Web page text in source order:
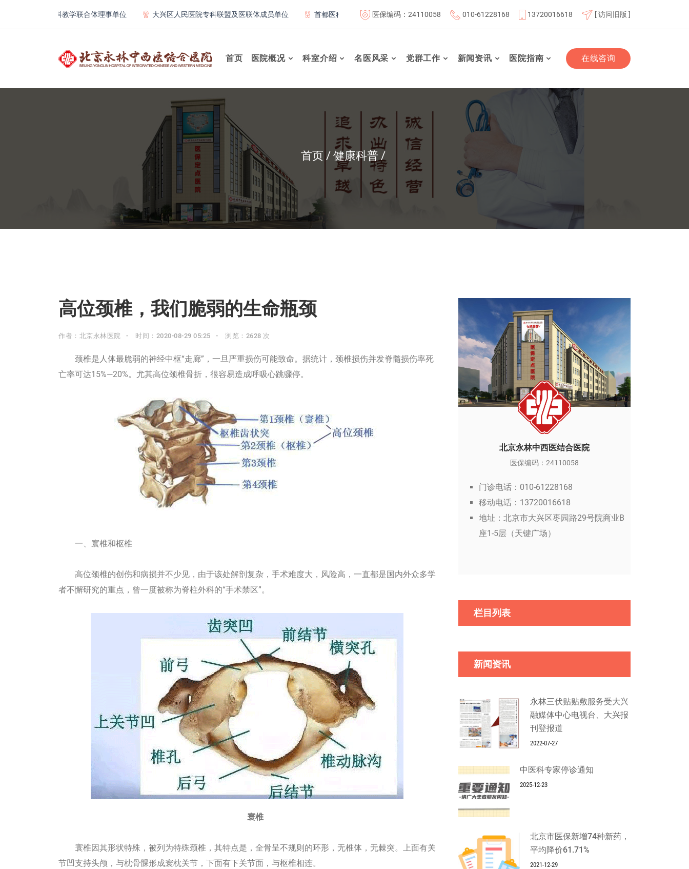
医院骨科教学联合体理事单位 大兴区人民医院专科联盟及医联体成员单位 首都医科大学附属北京康复医院联体成员单位 北京航天总医院联体成员单位 北京市老年友善医疗机构
医保编码：24110058 010-61228168 13720016618 [ 访问旧版 ]
首页 医院概况 科室介绍 名医风采 党群工作 新闻资讯 医院指南 在线咨询
首页 健康科普
高位颈椎，我们脆弱的生命瓶颈
作者：北京永林医院 时间：2020-08-29 05:25 浏览：2628 次
颈椎是人体最脆弱的神经中枢“走廊”，一旦严重损伤可能致命。据统计，颈椎损伤并发脊髓损伤率死
亡率可达15%—20%。尤其高位颈椎骨折，很容易造成呼吸心跳骤停。
一、寰椎和枢椎
高位颈椎的创伤和病损并不少见，由于该处解剖复杂，手术难度大，风险高，一直都是国内外众多学
者不懈研究的重点，曾一度被称为脊柱外科的“手术禁区”。
寰椎
寰椎因其形状特殊，被列为特殊颈椎，其特点是，全骨呈不规则的环形，无椎体，无棘突。上面有关
节凹支持头颅，与枕骨髁形成寰枕关节，下面有下关节面，与枢椎相连。
北京永林中西医结合医院
医保编码：24110058
门诊电话：010-61228168
移动电话：13720016618
地址：北京市大兴区枣园路29号院商业B
座1-5层（天键广场）
栏目列表
新闻资讯
永林三伏贴贴敷服务受大兴
融媒体中心电视台、大兴报
刊登报道
2022-07-27
中医科专家停诊通知
2025-12-23
北京市医保新增74种新药，
平均降价61.71%
2021-12-29